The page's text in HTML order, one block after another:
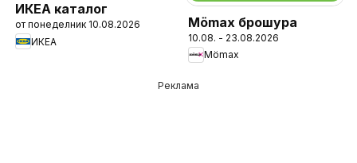
ИКЕА каталог
от понеделник 10.08.2026
ИКЕА
Mömax брошура
10.08. - 23.08.2026
Mömax
Реклама